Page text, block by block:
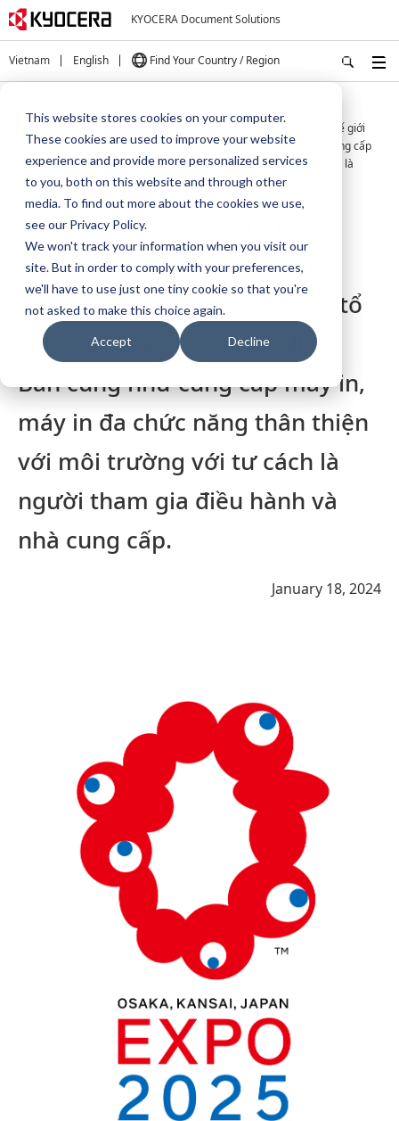
This website stores cookies on your computer.
These cookies are used to improve your website
experience and provide more personalized services
to you, both on this website and through other
media. To find out more about the cookies we use,
see our Privacy Policy.
We won't track your information when you visit our
site. But in order to comply with your preferences,
we'll have to use just one tiny cookie so that you're
not asked to make this choice again.
Accept Decline
KYOCERA Document Solutions
Vietnam English Find Your Country / Region
Kyocera Document Solutions đồng tài trợ cho hội chợ triển lãm thế giới
Expo 2025 được tổ chức tại Osaka, Kansai, Nhật Bản cũng như cung cấp
máy in, máy in đa chức năng thân thiện với môi trường với tư cách là
người tham gia điều hành và nhà cung cấp.
Kyocera Document Solutions
đồng tài trợ cho hội chợ triển
lãm thế giới Expo 2025 được tổ
chức tại Osaka, Kansai, Nhật
Bản cũng như cung cấp máy in,
máy in đa chức năng thân thiện
với môi trường với tư cách là
người tham gia điều hành và
nhà cung cấp.
January 18, 2024